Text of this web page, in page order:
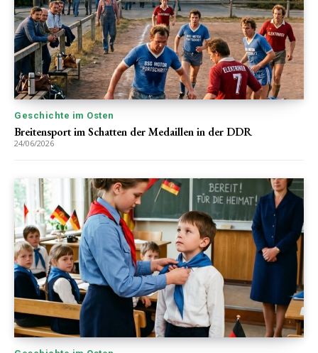
Geschichte im Osten
Breitensport im Schatten der Medaillen in der DDR
24/06/2026